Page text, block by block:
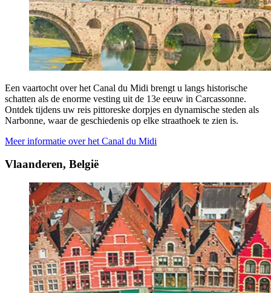
Een vaartocht over het Canal du Midi brengt u langs historische
schatten als de enorme vesting uit de 13e eeuw in Carcassonne.
Ontdek tijdens uw reis pittoreske dorpjes en dynamische steden als
Narbonne, waar de geschiedenis op elke straathoek te zien is.
Meer informatie over het Canal du Midi
Vlaanderen, België